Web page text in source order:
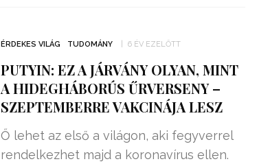
ÉRDEKES VILÁG TUDOMÁNY 6 ÉV EZELŐTT
PUTYIN: EZ A JÁRVÁNY OLYAN, MINT
A HIDEGHÁBORÚS ŰRVERSENY –
SZEPTEMBERRE VAKCINÁJA LESZ
Ő lehet az első a világon, aki fegyverrel
rendelkezhet majd a koronavírus ellen.